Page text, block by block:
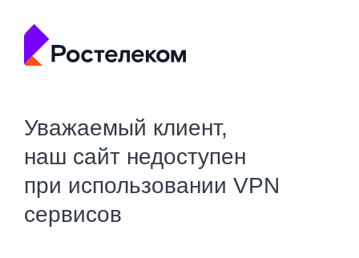
Уважаемый клиент,
наш сайт недоступен
при использовании VPN
сервисов